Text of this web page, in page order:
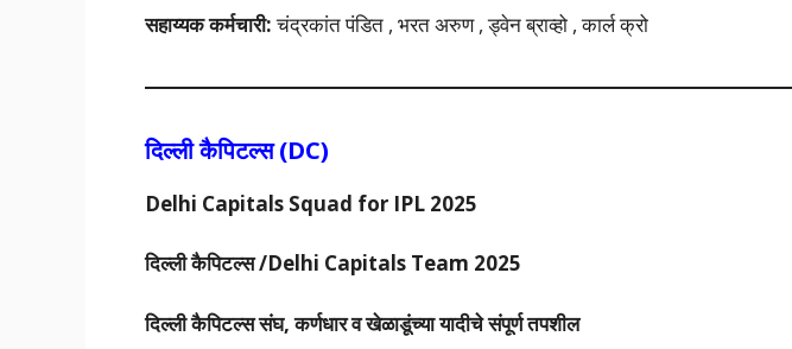
सहाय्यक कर्मचारी:चंद्रकांत पंडित , भरत अरुण , ड्वेन ब्राव्हो , कार्ल क्रो
दिल्ली कैपिटल्स (DC)
Delhi Capitals Squad for IPL 2025
दिल्ली कैपिटल्स /Delhi Capitals Team 2025
दिल्ली कैपिटल्स संघ, कर्णधार व खेळाडूंच्या यादीचे संपूर्ण तपशील